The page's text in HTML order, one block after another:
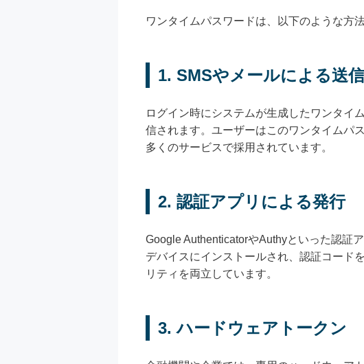
ワンタイムパスワードは、以下のような方
1. SMSやメールによる送信
ログイン時にシステムが生成したワンタイ
信されます。ユーザーはこのワンタイムパ
多くのサービスで採用されています。
2. 認証アプリによる発行
Google AuthenticatorやAuthyといった認証
デバイスにインストールされ、認証コード
リティを両立しています。
3. ハードウェアトークン